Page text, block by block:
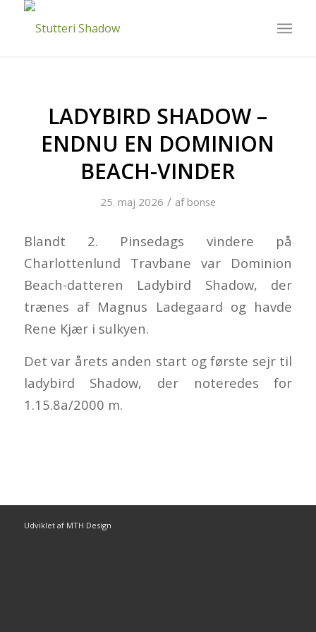
LADYBIRD SHADOW –
ENDNU EN DOMINION
BEACH-VINDER
25. maj 2026 / afbonse
Blandt 2. Pinsedags vindere på
Charlottenlund Travbane var Dominion
Beach-datteren Ladybird Shadow, der
trænes af Magnus Ladegaard og havde
Rene Kjær i sulkyen.
Det var årets anden start og første sejr til
ladybird Shadow, der noteredes for
1.15.8a/2000 m.
Udviklet af MTH Design